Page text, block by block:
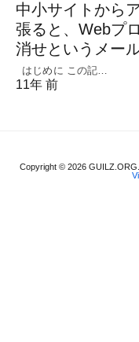
中小サイトから
張ると、Webプ
消せというメー
はじめに この記…
11年 前
Copyright © 2026